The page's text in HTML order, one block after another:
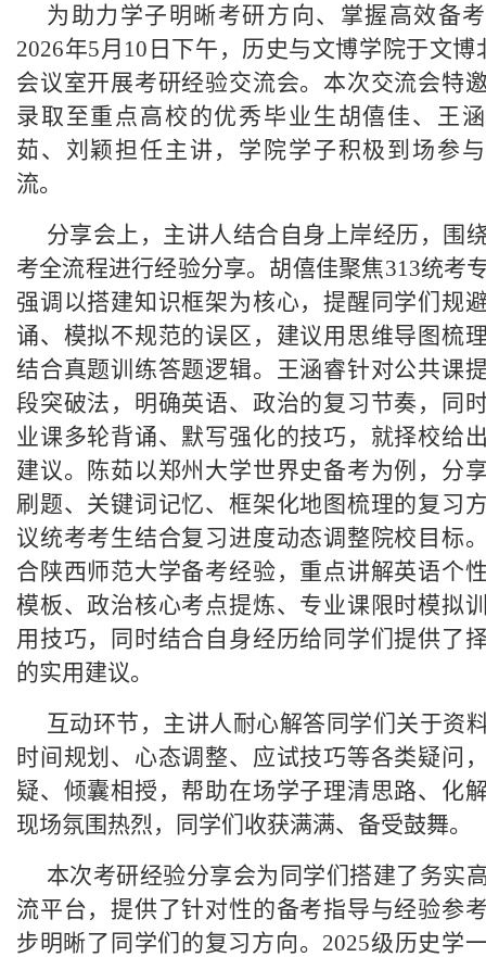
为助力学子明晰考研方向、掌握高效备
2026年5月10日下午，历史与文博学院于文博
会议室开展考研经验交流会。本次交流会特
录取至重点高校的优秀毕业生胡僖佳、王
茹、刘颖担任主讲，学院学子积极到场参
流。
分享会上，主讲人结合自身上岸经历，围
考全流程进行经验分享。胡僖佳聚焦313统考
强调以搭建知识框架为核心，提醒同学们规
诵、模拟不规范的误区，建议用思维导图梳
结合真题训练答题逻辑。王涵睿针对公共课
段突破法，明确英语、政治的复习节奏，同
业课多轮背诵、默写强化的技巧，就择校给
建议。陈茹以郑州大学世界史备考为例，分
刷题、关键词记忆、框架化地图梳理的复习
议统考考生结合复习进度动态调整院校目标
合陕西师范大学备考经验，重点讲解英语个
模板、政治核心考点提炼、专业课限时模拟
用技巧，同时结合自身经历给同学们提供了
的实用建议。
互动环节，主讲人耐心解答同学们关于资
时间规划、心态调整、应试技巧等各类疑问
疑、倾囊相授，帮助在场学子理清思路、化
现场氛围热烈，同学们收获满满、备受鼓舞。
本次考研经验分享会为同学们搭建了务实
流平台，提供了针对性的备考指导与经验参
步明晰了同学们的复习方向。2025级历史学